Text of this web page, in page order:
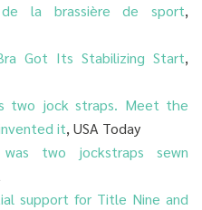
de la brassière de sport,
Got Its Stabilizing Start,
two jock straps. Meet the
it, USA Today
two jockstraps sewn
support for Title Nine and